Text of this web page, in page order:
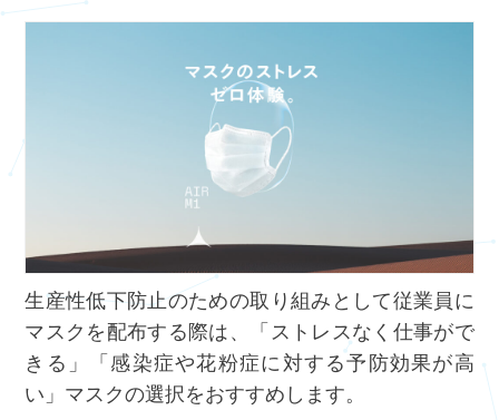
生産性低下防止のための取り組みとして従業員に
マスクを配布する際は、「ストレスなく仕事がで
きる」「感染症や花粉症に対する予防効果が高
い」マスクの選択をおすすめします。